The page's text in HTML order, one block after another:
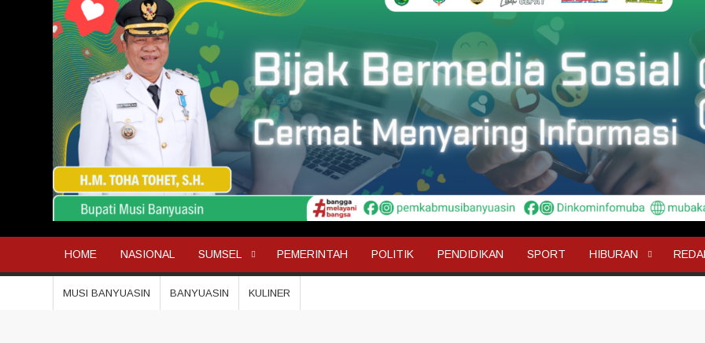
HOME NASIONAL SUMSEL PEMERINTAH POLITIK PENDIDIKAN SPORT HIBURAN
MUSI BANYUASIN BANYUASIN KULINER